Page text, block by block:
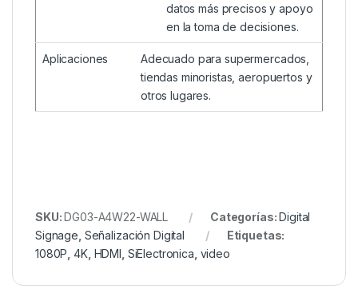
datos más precisos y apoyo
en la toma de decisiones.
Aplicaciones
Adecuado para supermercados,
tiendas minoristas, aeropuertos y
otros lugares.
SKU:DG03-A4W22-WALL Categorías:Digital
Signage Señalización Digital
Etiquetas:
1080P ,4K, HDMI SiElectronica video